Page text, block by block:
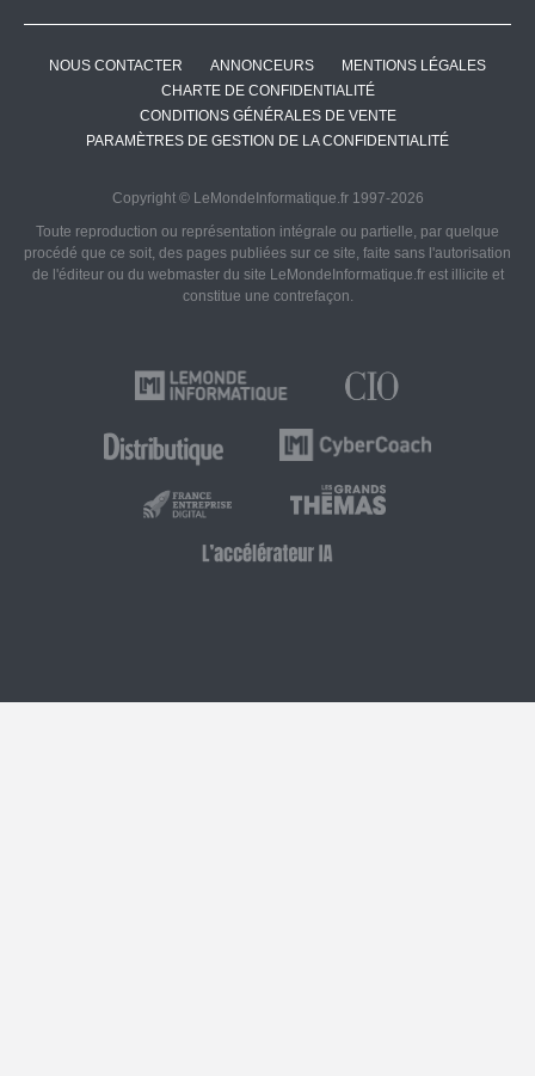
NOUS CONTACTER ANNONCEURS
MENTIONS LÉGALES
CHARTE DE CONFIDENTIALITÉ
CONDITIONS GÉNÉRALES DE VENTE
PARAMÈTRES DE GESTION DE LA CONFIDENTIALITÉ
Copyright © LeMondeInformatique.fr 1997-2026
Toute reproduction ou représentation intégrale ou partielle, par quelque
procédé que ce soit, des pages publiées sur ce site, faite sans l'autorisation
de l'éditeur ou du webmaster du site LeMondeInformatique.fr est illicite et
constitue une contrefaçon.